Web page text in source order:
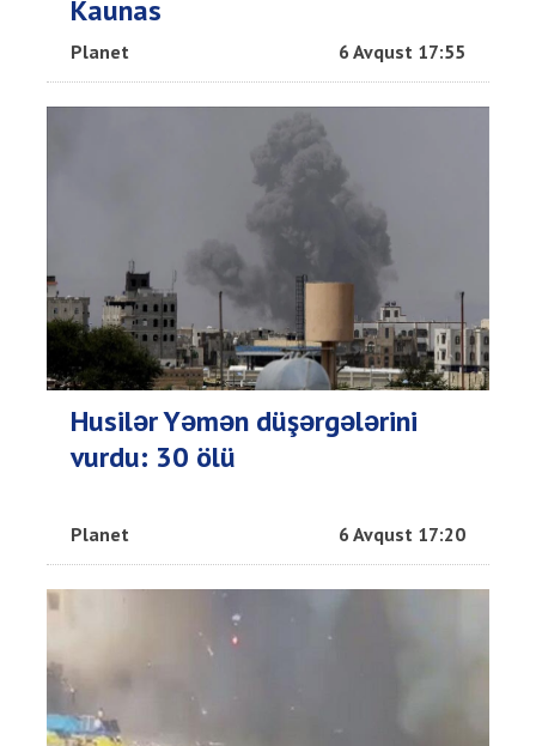
Kaunas
Planet 6 Avqust 17:55
Husilər Yəmən düşərgələrini
vurdu: 30 ölü
Planet 6 Avqust 17:20